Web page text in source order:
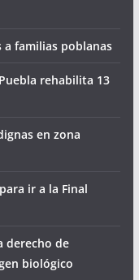
a familias poblanas
rehabilita 13
en zona
ir a la Final
derecho de
biológico